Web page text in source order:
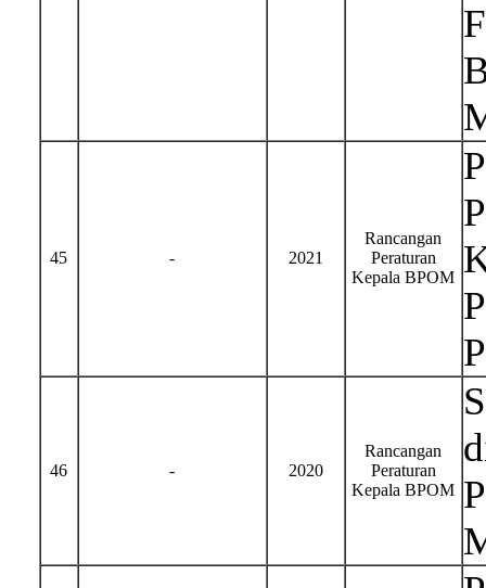
45 - 2021
Rancangan
Peraturan
Kepala BPOM
46 - 2020
Rancangan
Peraturan
Kepala BPOM